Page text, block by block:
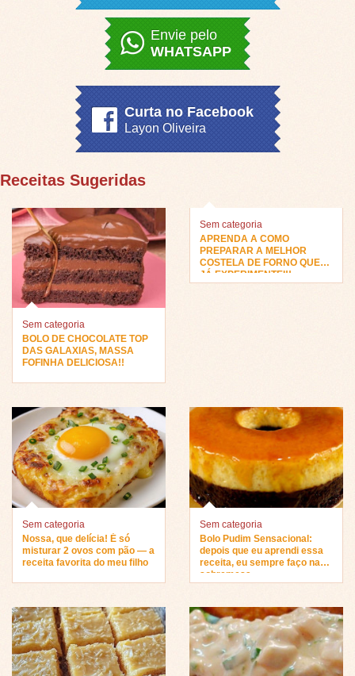
Envie pelo
WHATSAPP
Curta no Facebook
Layon Oliveira
Receitas Sugeridas
Sem categoria
BOLO DE CHOCOLATE TOP
DAS GALAXIAS, MASSA
FOFINHA DELICIOSA!!
Sem categoria
APRENDA A COMO
PREPARAR A MELHOR
COSTELA DE FORNO QUE
JÁ EXPERIMENTEI!!
Sem categoria
Nossa, que delícia! É só
misturar 2 ovos com pão — a
receita favorita do meu filho
Sem categoria
Bolo Pudim Sensacional:
depois que eu aprendi essa
receita, eu sempre faço na
sobremesa…